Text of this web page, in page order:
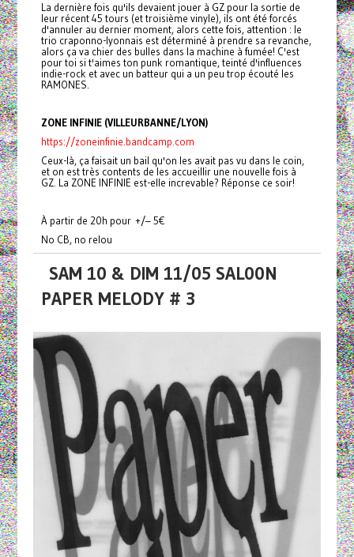
La dernière fois qu'ils devaient jouer à GZ pour la sortie de
leur récent 45 tours (et troisième vinyle), ils ont été forcés
d'annuler au dernier moment, alors cette fois, attention : le
trio craponno-lyonnais est déterminé à prendre sa revanche,
alors ça va chier des bulles dans la machine à fumée! C'est
pour toi si t'aimes ton punk romantique, teinté d'influences
indie-rock et avec un batteur qui a un peu trop écouté les
RAMONES.
ZONE INFINIE (VILLEURBANNE/LYON)
https://zoneinfinie.bandcamp.com
Ceux-là, ça faisait un bail qu'on les avait pas vu dans le coin,
et on est très contents de les accueillir une nouvelle fois à
GZ. La ZONE INFINIE est-elle increvable? Réponse ce soir!
À partir de 20h pour +/– 5€
No CB, no relou
SAM 10 & DIM 11/05 SAL00N
PAPER MELODY # 3